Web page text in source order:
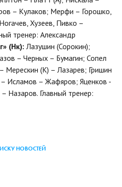
– Кулаков; Мерфи – Горошко,
Хузеев, Пивко –
тренер: Александр
(Нк): Лазушин (Сорокин);
– Черных – Бумагин; Сопел
Мерескин (К) – Лазарев; Гришин
Исламов – Жафяров; Яценков -
Назаров. Главный тренер:
НОВОСТЕЙ